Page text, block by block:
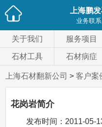
上海鹏
业务联系
关于我们 服务项目
石材工具 石材病症
上海石材翻新公司 >客户案
花岗岩简介
发布时间： 2011-05-